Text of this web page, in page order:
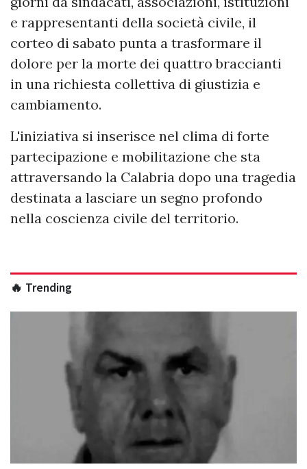
e rappresentanti della società civile, il
corteo di sabato punta a trasformare il
dolore per la morte dei quattro braccianti
in una richiesta collettiva di giustizia e
cambiamento.
L'iniziativa si inserisce nel clima di forte
partecipazione e mobilitazione che sta
attraversando la Calabria dopo una tragedia
destinata a lasciare un segno profondo
nella coscienza civile del territorio.
🔥 Trending